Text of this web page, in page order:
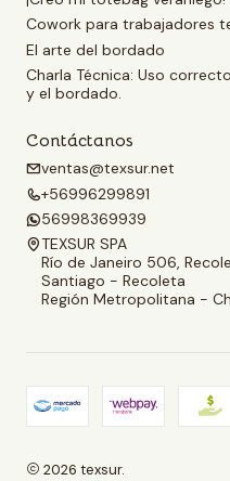
Cowork para trabajadores
El arte del bordado
Charla Técnica: Uso
y el bordado.
Contáctanos
ventas@texsur.net
+56996299891
56998369939
TEXSUR SPA
Río de Janeiro 506,
Santiago - Recoleta
Región Metropolitana -
2026 texsur.